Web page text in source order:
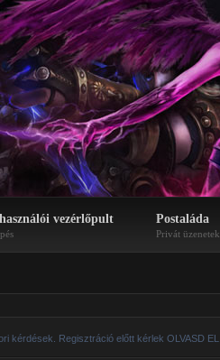
vezérlőpult Postaláda
Privát üzenetek
kérdések. Regisztráció előtt kérlek OLVASD EL.